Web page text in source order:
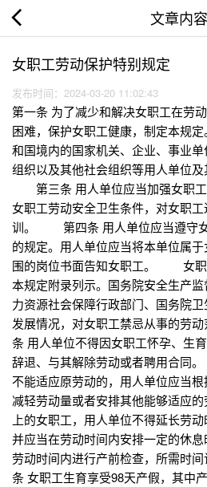
文章内容
女职工劳动保护特别规定
发布时间：2024-03-20 11:02:43
第一条 为了减少和解决女职工在劳
困难，保护女职工健康，制定本
和国境内的国家机关、企业、事业
组织以及其他社会组织等用人单位及
第三条 用人单位应当加强女职工
女职工劳动安全卫生条件，对女职
训。 第四条 用人单位应当遵守女
的规定。用人单位应当将本单位属
围的岗位书面告知女职工。 女职
本规定附录列示。国务院安全生产
力资源社会保障行政部门、国务院
发展情况，对女职工禁忌从事的
条 用人单位不得因女职工怀孕、生
辞退、与其解除劳动或者聘用合
不能适应原劳动的，用人单位应当
减轻劳动量或者安排其他能够适
上的女职工，用人单位不得延长劳动
并应当在劳动时间内安排一定的
劳动时间内进行产前检查，所需
条 女职工生育享受98天产假，其中